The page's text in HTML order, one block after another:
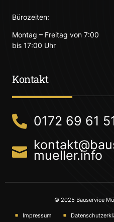
Bürozeiten:
Montag – Freitag von 7:00
bis 17:00 Uhr
Kontakt
0172 69 61
mueller.info
© 2025 Bauservice
Impressum